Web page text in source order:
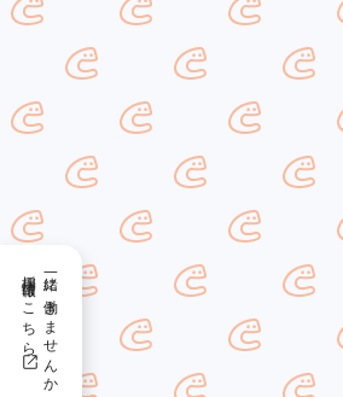
一緒に働きませんか？
採用情報はこちら